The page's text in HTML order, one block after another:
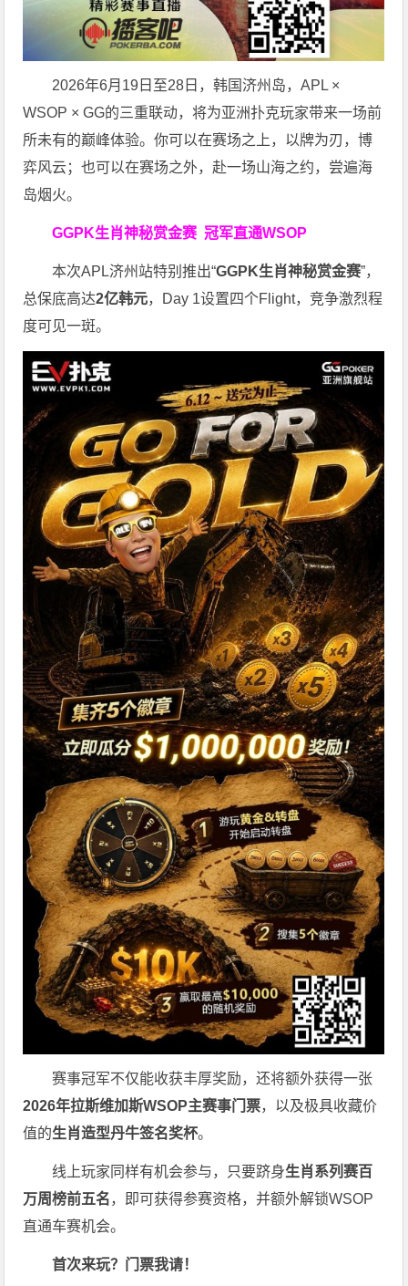
2026年6月19日至28日，韩国济州岛，APL ×
WSOP × GG的三重联动，将为亚洲扑克玩家带来一场前
所未有的巅峰体验。你可以在赛场之上，以牌为刃，博
弈风云；也可以在赛场之外，赴一场山海之约，尝遍海
岛烟火。
GGPK生肖神秘赏金赛冠军直通WSOP
本次APL济州站特别推出“GGPK生肖神秘赏金赛”，
总保底高达2亿韩元，Day 1设置四个Flight，竞争激烈程
度可见一斑。
赛事冠军不仅能收获丰厚奖励，还将额外获得一张
2026年拉斯维加斯WSOP主赛事门票，以及极具收藏价
值的生肖造型丹牛签名奖杯。
线上玩家同样有机会参与，只要跻身生肖系列赛百
万周榜前五名，即可获得参赛资格，并额外解锁WSOP
直通车赛机会。
首次来玩？门票我请！